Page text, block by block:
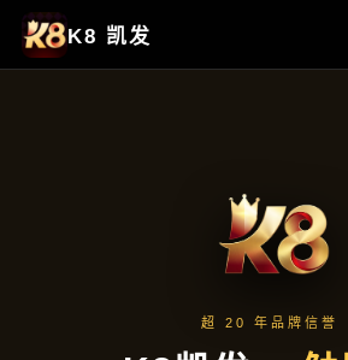
精品项目
首页 精品项目